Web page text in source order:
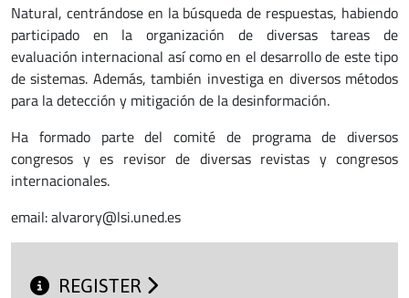
Natural, centrándose en la búsqueda de respuestas, habiendo
participado en la organización de diversas tareas de
evaluación internacional así como en el desarrollo de este tipo
de sistemas. Además, también investiga en diversos métodos
para la detección y mitigación de la desinformación.
Ha formado parte del comité de programa de diversos
congresos y es revisor de diversas revistas y congresos
internacionales.
email: alvarory@lsi.uned.es
REGISTER